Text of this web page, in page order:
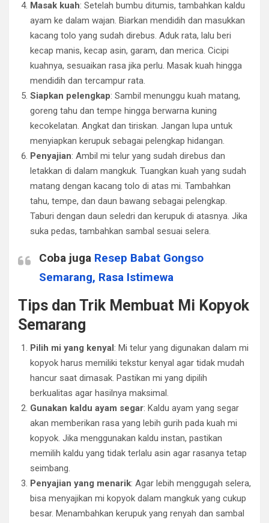
Masak kuah: Setelah bumbu ditumis, tambahkan kaldu
ayam ke dalam wajan. Biarkan mendidih dan masukkan
kacang tolo yang sudah direbus. Aduk rata, lalu beri
kecap manis, kecap asin, garam, dan merica. Cicipi
kuahnya, sesuaikan rasa jika perlu. Masak kuah hingga
mendidih dan tercampur rata.
Siapkan pelengkap: Sambil menunggu kuah matang,
goreng tahu dan tempe hingga berwarna kuning
kecokelatan. Angkat dan tiriskan. Jangan lupa untuk
menyiapkan kerupuk sebagai pelengkap hidangan.
Penyajian: Ambil mi telur yang sudah direbus dan
letakkan di dalam mangkuk. Tuangkan kuah yang sudah
matang dengan kacang tolo di atas mi. Tambahkan
tahu, tempe, dan daun bawang sebagai pelengkap.
Taburi dengan daun seledri dan kerupuk di atasnya. Jika
suka pedas, tambahkan sambal sesuai selera.
Coba juga Resep Babat Gongso
Semarang, Rasa Istimewa
Tips dan Trik Membuat Mi Kopyok
Semarang
Pilih mi yang kenyal: Mi telur yang digunakan dalam mi
kopyok harus memiliki tekstur kenyal agar tidak mudah
hancur saat dimasak. Pastikan mi yang dipilih
berkualitas agar hasilnya maksimal.
Gunakan kaldu ayam segar: Kaldu ayam yang segar
akan memberikan rasa yang lebih gurih pada kuah mi
kopyok. Jika menggunakan kaldu instan, pastikan
memilih kaldu yang tidak terlalu asin agar rasanya tetap
seimbang.
Penyajian yang menarik: Agar lebih menggugah selera,
bisa menyajikan mi kopyok dalam mangkuk yang cukup
besar. Menambahkan kerupuk yang renyah dan sambal